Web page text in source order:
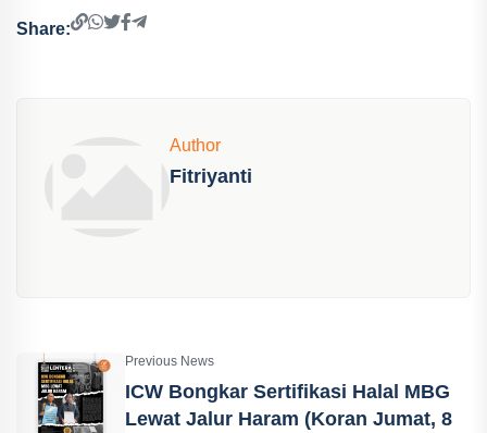
Share:
Author
Fitriyanti
Previous News
ICW Bongkar Sertifikasi Halal MBG
Lewat Jalur Haram (Koran Jumat, 8